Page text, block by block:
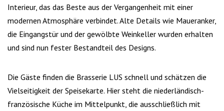
Interieur, das das Beste aus der Vergangenheit mit einer
modernen Atmosphäre verbindet. Alte Details wie Maueranker,
die Eingangstür und der gewölbte Weinkeller wurden erhalten
und sind nun fester Bestandteil des Designs.
Die Gäste finden die Brasserie LUS schnell und schätzen die
Vielseitigkeit der Speisekarte. Hier steht die niederländisch-
französische Küche im Mittelpunkt, die ausschließlich mit